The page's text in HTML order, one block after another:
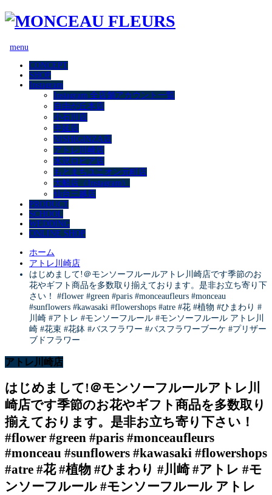
menu
CONCEPT
SHOP
Instagram
Instagram 全店舗アカウント一覧
自由が丘本店
小石川店
中延店
NISHIGINZA店
アトレ川崎店
水沢ロピア店
もとまちユニオン元町店
大船店（Instagram）
仙台三越店
PRODUCT
SCHOOL
WEDDING
ONLINE SHOP
ホーム
アトレ川崎店
はじめまして!＠モンソーフルールアトレ川崎店です季節のお
花やギフト商品を多数取り揃えております。是非お立ち寄り下
さい！ #flower #green #paris #monceaufleurs #monceau
#sunflowers #kawasaki #flowershops #atre #花 #植物 #ひまわり #
川崎 #アトレ #モンソーフルール #モンソーフルール アトレ川
崎 #花束 #花鉢 #バスフラワー #バスフラワーブーケ #プリザー
ブドフラワー
アトレ川崎店
はじめまして!＠モンソーフルールアトレ川
崎店です季節のお花やギフト商品を多数取り
揃えております。是非お立ち寄り下さい！
#flower #green #paris #monceaufleurs
#monceau #sunflowers #kawasaki #flowershops
#atre #花 #植物 #ひまわり #川崎 #アトレ #モ
ンソーフルール #モンソーフルール アトレ